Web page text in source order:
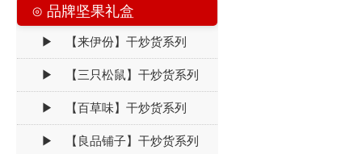
⊙ 品牌坚果礼盒
▶ 【来伊份】干炒货系列
▶ 【三只松鼠】干炒货系列
▶ 【百草味】干炒货系列
▶ 【良品铺子】干炒货系列